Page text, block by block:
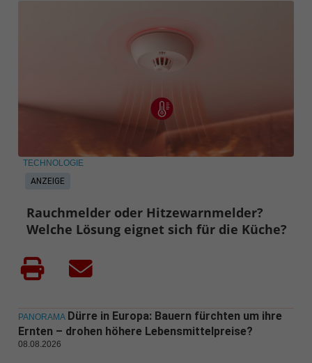
ANZEIGE
TECHNOLOGIE
Rauchmelder oder Hitzewarnmelder?
Welche Lösung eignet sich für die Küche?
PANORAMA Dürre in Europa: Bauern fürchten um ihre
Ernten – drohen höhere Lebensmittelpreise?
08.08.2026